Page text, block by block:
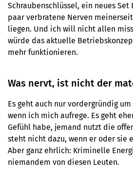
Schraubenschlüssel, ein neues
paar verbratene Nerven
liegen. Und ich will nicht allen
würde das aktuelle
mehr funktionieren.
Was nervt, ist nicht der
Es geht auch nur vordergründig
wenn ich mich aufrege. Es geht
Gefühl habe, jemand nutzt die
steht nicht dazu, wenn er oder sie
Aber ganz ehrlich: Kriminelle
niemandem von diesen Leuten.